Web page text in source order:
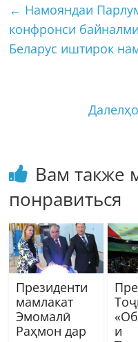
← Намояндаи
конфронси
Беларус иштирок
Вам также
понравиться
Президенти
мамлакат
Эмомалӣ
Раҳмон дар
и